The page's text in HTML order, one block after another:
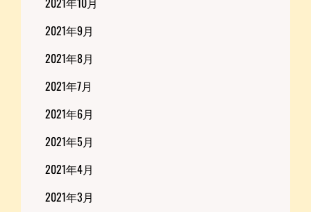
2021年9月
2021年8月
2021年7月
2021年6月
2021年5月
2021年4月
2021年3月